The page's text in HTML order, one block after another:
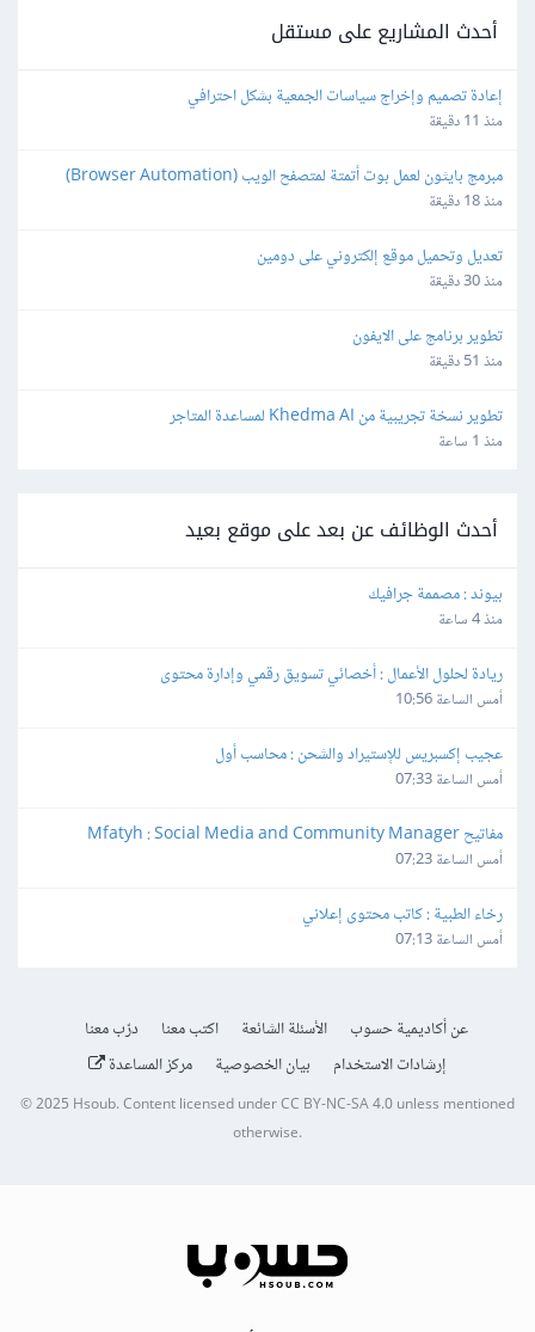
أحدث المشاريع على مستقل
إعادة تصميم وإخراج سياسات الجمعية بشكل احترافي
منذ 11 دقيقة
مبرمج بايثون لعمل بوت أتمتة لمتصفح الويب (Browser Automation)
منذ 18 دقيقة
تعديل وتحميل موقع إلكتروني على دومين
منذ 30 دقيقة
تطوير برنامج على الايفون
منذ 51 دقيقة
تطوير نسخة تجريبية من Khedma AI لمساعدة المتاجر
منذ 1 ساعة
أحدث الوظائف عن بعد على موقع بعيد
بيوند : مصممة جرافيك
منذ 4 ساعة
ريادة لحلول الأعمال : أخصائي تسويق رقمي وإدارة محتوى
أمس الساعة 10:56
عجيب إكسبريس للإستيراد والشحن : محاسب أول
أمس الساعة 07:33
مفاتيح Mfatyh : Social Media and Community Manager
أمس الساعة 07:23
رخاء الطبية : كاتب محتوى إعلاني
أمس الساعة 07:13
عن أكاديمية حسوب الأسئلة الشائعة اكتب معنا
درّب معنا
إرشادات الاستخدام
بيان الخصوصية مركز المساعدة
© 2025 Hsoub.Content licensed underCC BY-NC-SA 4.0unless mentioned
otherwise.